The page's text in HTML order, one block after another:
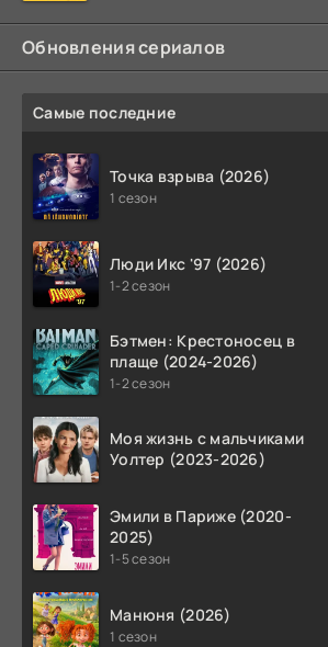
Обновления сериалов
Самые последние
Точка взрыва (2026)
1 сезон
Люди Икс '97 (2026)
1-2 сезон
Бэтмен: Крестоносец в
плаще (2024-2026)
1-2 сезон
Моя жизнь с мальчиками
Уолтер (2023-2026)
Эмили в Париже (2020-
2025)
1-5 сезон
Манюня (2026)
1 сезон